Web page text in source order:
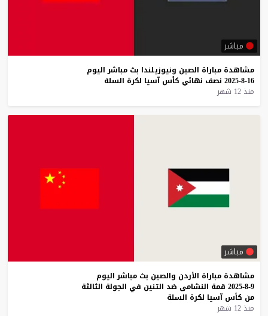
مباشر
مشاهدة مباراة الصين ونيوزيلندا بث مباشر اليوم
16-8-2025
نصف نهائي كأس آسيا لكرة السلة
منذ 12 شهر
مباشر
مشاهدة مباراة الأردن والصين بث مباشر اليوم
9-8-2025
قمة النشامى ضد التنين في الجولة الثالثة
من كأس آسيا لكرة السلة
منذ 12 شهر